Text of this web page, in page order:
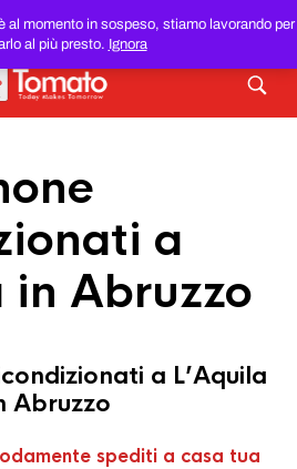
al momento in sospeso, stiamo lavorando per
al più presto. Ignora
RICONDIZIONATIAL MIGLIOR
DEL WEB!
a
in Abruzzo
a L’Aquila
Abruzzo
spediti a casa tua